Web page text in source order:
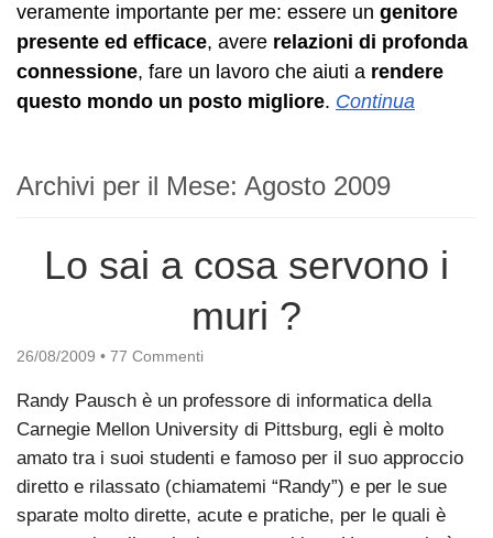
veramente importante per me: essere un genitore
presente ed efficace, avere relazioni di profonda
connessione, fare un lavoro che aiuti a rendere
questo mondo un posto migliore. Continua
Archivi per il Mese: Agosto 2009
Lo sai a cosa servono i
muri ?
26/08/2009 • 77 Commenti
Randy Pausch è un professore di informatica della
Carnegie Mellon University di Pittsburg, egli è molto
amato tra i suoi studenti e famoso per il suo approccio
diretto e rilassato (chiamatemi “Randy”) e per le sue
sparate molto dirette, acute e pratiche, per le quali è